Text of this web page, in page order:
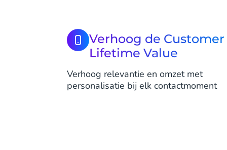
Verhoog de Customer
Lifetime Value
Verhoog relevantie en omzet met
personalisatie bij elk contactmoment